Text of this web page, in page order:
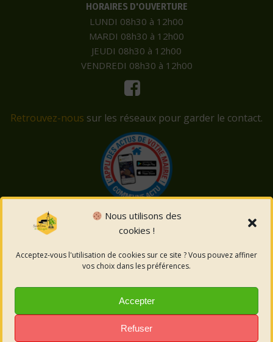
Nous utilisons des
cookies !
Acceptez-vous l'utilisation de cookies sur ce site ? Vous pouvez affiner
vos choix dans les préférences.
Accepter
Refuser
HORAIRES D'OUVERTURE
LUNDI 08h30 à 12h00
MARDI 08h30 à 12h00
JEUDI 08h30 à 12h00
VENDREDI 08h30 à 12h00
Retrouvez-nous sur les réseaux pour garder le contact.
© 2026 Saint-Côme-et-Maruéjols. Un service proposé
Mentions légales
Politique des cookies